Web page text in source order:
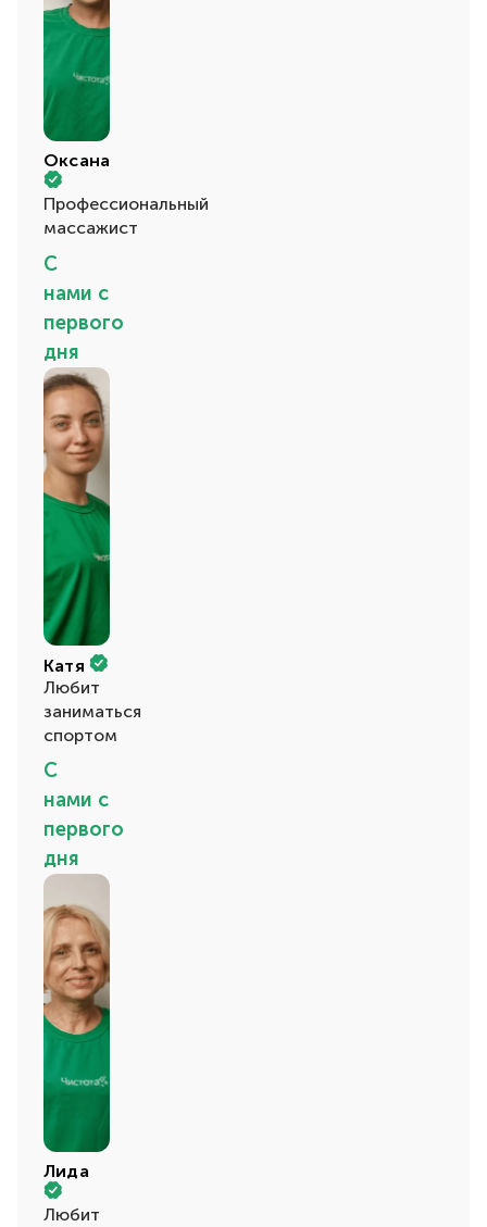
Оксана
Профессиональный
массажист
С
нами с
первого
дня
Катя
Любит
заниматься
спортом
С
нами с
первого
дня
Лида
Любит